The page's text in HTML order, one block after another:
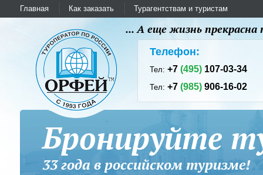
Главная Как заказать Турагентствам и туристам
... А еще жизнь
Телефон:
Тел:+7(495) 107-03-34
Тел:+7(985) 906-16-02
Бронируйте
33 года в российском